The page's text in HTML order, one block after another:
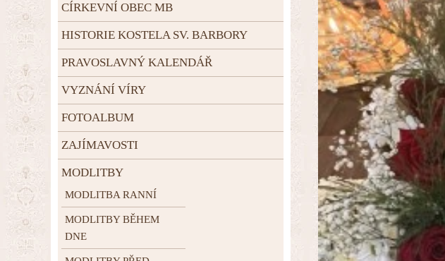
CÍRKEVNÍ OBEC MB
HISTORIE KOSTELA SV. BARBORY
PRAVOSLAVNÝ KALENDÁŘ
VYZNÁNÍ VÍRY
FOTOALBUM
ZAJÍMAVOSTI
MODLITBY
MODLITBA RANNÍ
MODLITBY BĚHEM
DNE